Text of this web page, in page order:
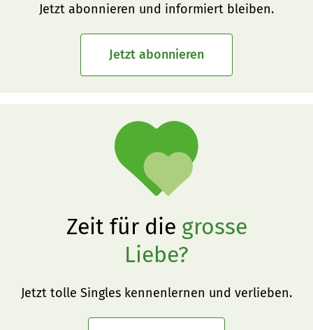
Jetzt abonnieren und informiert bleiben.
Jetzt abonnieren
Zeit für die grosse
Liebe?
Jetzt tolle Singles kennenlernen und verlieben.